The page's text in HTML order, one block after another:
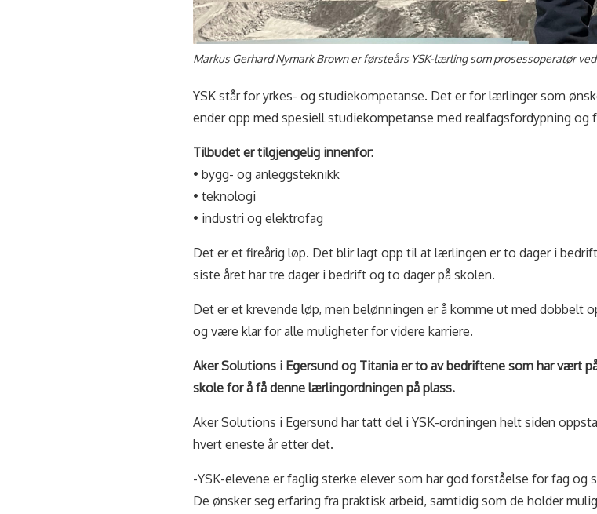
Markus Gerhard Nymark Brown er førsteårs YSK-lærling som prosessoperatør
YSK står for yrkes- og studiekompetanse. Det er for lærlinger som
ender opp med spesiell studiekompetanse med realfagsfordypning og
Tilbudet er tilgjengelig innenfor:
• bygg- og anleggsteknikk
• teknologi
• industri og elektrofag
Det er et fireårig løp. Det blir lagt opp til at lærlingen er to dager i
siste året har tre dager i bedrift og to dager på skolen.
Det er et krevende løp, men belønningen er å komme ut med dobbelt
og være klar for alle muligheter for videre karriere.
Aker Solutions i Egersund og Titania er to av bedriftene som har vært
skole for å få denne lærlingordningen på plass.
Aker Solutions i Egersund har tatt del i YSK-ordningen helt siden
hvert eneste år etter det.
-YSK-elevene er faglig sterke elever som har god forståelse for fag og
De ønsker seg erfaring fra praktisk arbeid, samtidig som de holder